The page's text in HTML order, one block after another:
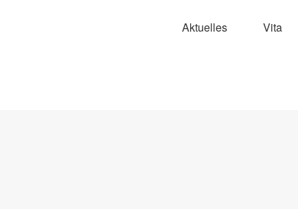
Aktuelles Vita